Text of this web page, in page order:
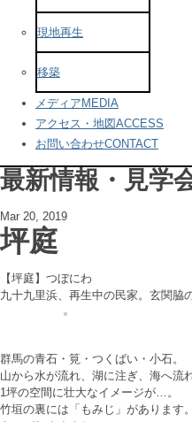
現地再生
移築
メディアMEDIA
アクセス・地図ACCESS
お問い合わせCONTACT
最新情報・見学
Mar 20, 2019
坪庭
【坪庭】つぼにわ
九十九里浜、再生中の民家。玄関脇
群馬の青石・筧・つくばい・小石。
山から水が流れ、湖に注ぎ、海へ流
1坪の空間に壮大なイメージが…。
竹垣の裏には「もみじ」があります